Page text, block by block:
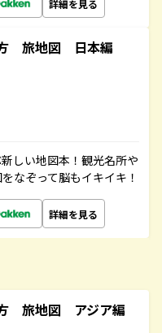
詳細を見る
旅地図 日本編
しい地図本！観光名所や
なぞって脳もイキイキ！
詳細を見る
旅地図 アジア編